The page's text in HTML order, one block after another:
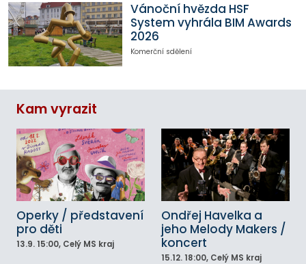
Vánoční hvězda HSF
System vyhrála BIM Awards
2026
Komerční sdělení
Kam vyrazit
Operky / představení
pro děti
13.9. 15:00, Celý MS kraj
Ondřej Havelka a
jeho Melody Makers /
koncert
15.12. 18:00, Celý MS kraj